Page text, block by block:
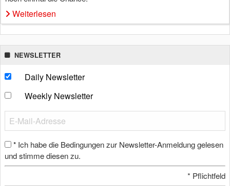
Weiterlesen
NEWSLETTER
Daily Newsletter
Weekly Newsletter
* Ich habe die Bedingungen zur Newsletter-Anmeldung gelesen
und stimme diesen zu.
* Pflichtfeld